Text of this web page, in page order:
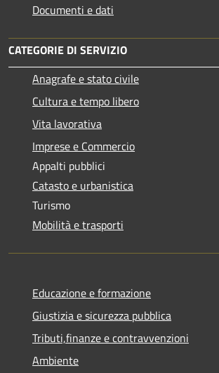
Documenti e dati
CATEGORIE DI SERVIZIO
Anagrafe e stato civile
Cultura e tempo libero
Vita lavorativa
Imprese e Commercio
Appalti pubblici
Catasto e urbanistica
Turismo
Mobilità e trasporti
Educazione e formazione
Giustizia e sicurezza pubblica
Tributi,finanze e contravvenzioni
Ambiente